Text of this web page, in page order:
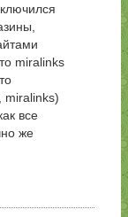
miralinks
miralinks)
все
же